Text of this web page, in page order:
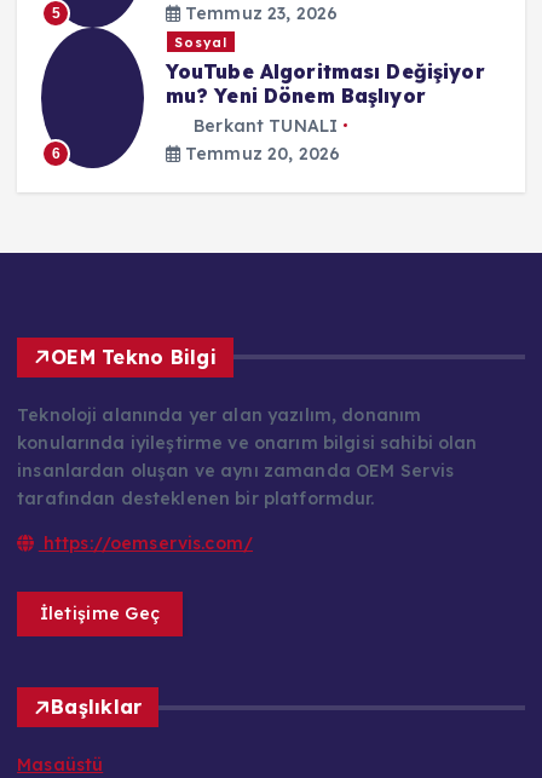
5
Temmuz 23, 2026
6
Sosyal
YouTube Algoritması Değişiyor
mu? Yeni Dönem Başlıyor
Berkant TUNALI
Temmuz 20, 2026
OEM Tekno Bilgi
Teknoloji alanında yer alan yazılım, donanım
konularında iyileştirme ve onarım bilgisi sahibi olan
insanlardan oluşan ve aynı zamanda OEM Servis
tarafından desteklenen bir platformdur.
https://oemservis.com/
İletişime Geç
Başlıklar
Masaüstü